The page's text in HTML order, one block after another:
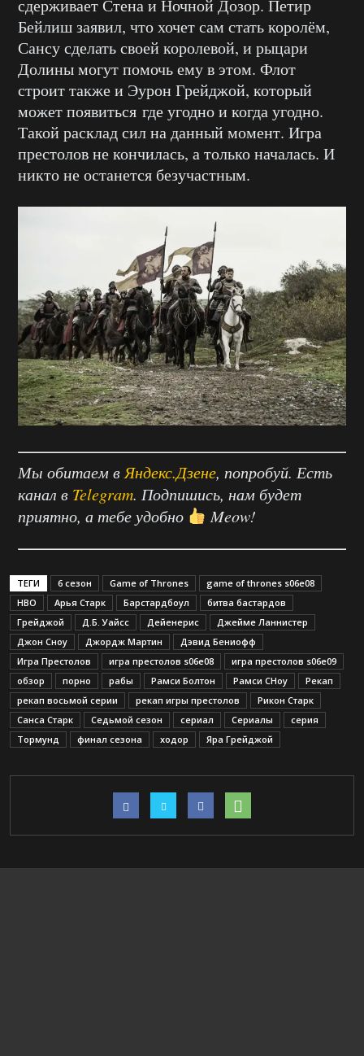
сдерживает Стена и Ночной Дозор. Петир
Бейлиш заявил, что хочет сам стать королём,
Сансу сделать своей королевой, и рыцари
Долины могут помочь ему в этом. Флот
строит также и Эурон Грейджой, который
может появиться где угодно и когда угодно.
Такой расклад сил на данный момент. Игра
престолов не кончилась, а только началась. И
никто не останется безучастным.
Мы обитаем в Яндекс.Дзене, попробуй. Есть
канал в Telegram. Подпишись, нам будет
приятно, а тебе удобно
Meow!
ТЕГИ 6 сезон Game of Thrones
game of thrones s06e08
HBO
Арья Старк Барстардбоул
битва бастардов
Грейджой
Д.Б. Уайсс Дейенерис
Джейме Ланнистер
Джон Сноу
Джордж Мартин
Дэвид Бениофф
Игра Престолов
игра престолов s06e08
игра престолов s06e09
обзор
порно рабы Рамси Болтон Рамси СНоу
Рекап
рекап восьмой серии
рекап игры престолов
Рикон Старк
Санса Старк
Седьмой сезон сериал Сериалы
серия
Тормунд
финал сезона ходор Яра Грейджой